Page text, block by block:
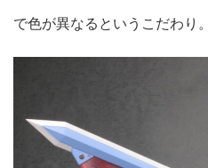
で色が異なるというこだわり。